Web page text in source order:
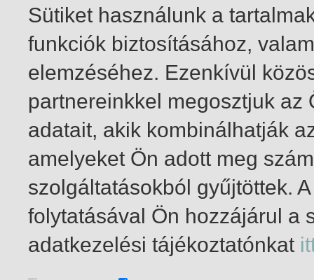
1-5 / összesen 5 találat
Sütiket használunk a
funkciók biztosításához,
elemzéséhez. Ezenkívül
partnereinkkel megosztjuk
adatait, akik kombinálhatják
amelyeket Ön adott meg
szolgáltatásokból gyűjtöttek.
folytatásával Ön hozzájárul a
adatkezelési tájékoztatónkat